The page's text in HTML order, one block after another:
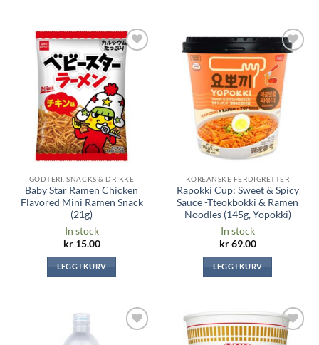
Legg til i
ønskeliste
GODTERI, SNACKS & DRIKKE
Baby Star Ramen Chicken
Flavored Mini Ramen Snack
(21g)
In stock
kr15.00
LEGG I KURV
Legg til i
ønskeliste
KOREANSKE FERDIGRETTER
Rapokki Cup: Sweet & Spicy
Sauce -Tteokbokki & Ramen
Noodles (145g, Yopokki)
In stock
kr69.00
LEGG I KURV
Legg til i